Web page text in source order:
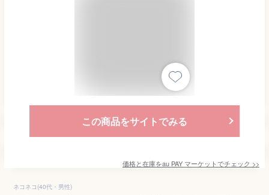
この商品をサイトでみる
価格と在庫をau PAY マーケットでチェック >>
ネコネコ(40代・男性)